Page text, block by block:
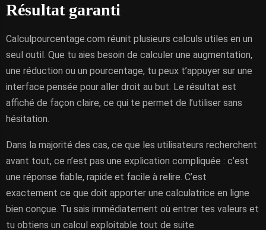
Résultat garanti
Calculpourcentage.com réunit plusieurs calculs utiles en un
seul outil. Que tu aies besoin de calculer une augmentation,
une réduction ou un pourcentage, tu peux t’appuyer sur une
interface pensée pour aller droit au but. Le résultat est
affiché de façon claire, ce qui te permet de l’utiliser sans
hésitation.
Dans la majorité des cas, ce que les utilisateurs recherchent
avant tout, ce n’est pas une explication compliquée : c’est
une réponse fiable, rapide et facile à relire. C’est
exactement ce que doit apporter une calculatrice en ligne
bien conçue. Tu sais immédiatement où entrer tes valeurs et
tu obtiens un calcul exploitable tout de suite.